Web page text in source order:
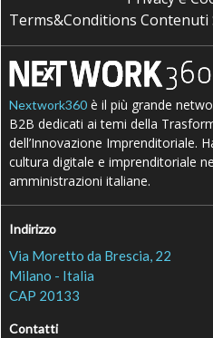
Terms&Conditions Contenuti
Nextwork360 è il più grande
B2B dedicati ai temi della
dell’Innovazione Imprenditoriale.
cultura digitale e imprenditoriale
amministrazioni italiane.
Indirizzo
Via Moretto da Brescia, 22
Milano - Italia
CAP 20133
Contatti